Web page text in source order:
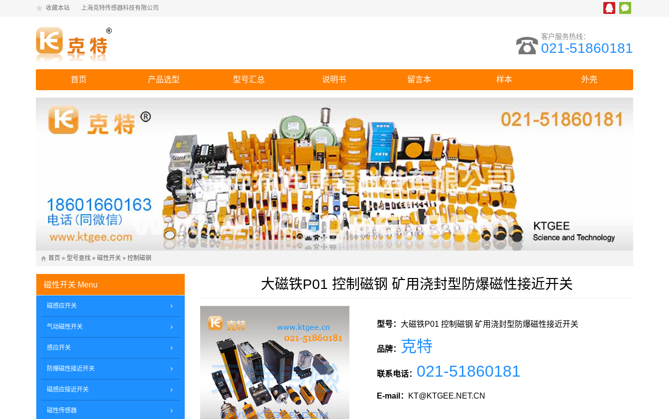
收藏本站 上海克特传感器科技有限公司
客户服务热线：
021-51860181
首页 产品选型 型号汇总 说明书 留言本 样本 外壳
首页 » 型号查找 » 磁性开关 » 控制磁钢
大磁铁P01 控制磁钢 矿用浇封型防爆磁性接近开关
型号： 大磁铁P01 控制磁钢 矿用浇封型防爆磁性接近开关
品牌： 克特
联系电话： 021-51860181
E-mail： KT@KTGEE.NET.CN
磁性开关 Menu
磁感应开关
气动磁性开关
感应开关
防爆磁性接近开关
磁感应接近开关
磁性传感器